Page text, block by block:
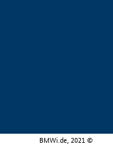
BMWi.de, 2021 ©